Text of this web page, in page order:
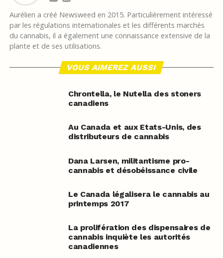
Aurélien a créé Newsweed en 2015. Particulièrement intéressé
par les régulations internationales et les différents marchés
du cannabis, il a également une connaissance extensive de la
plante et de ses utilisations.
VOUS AIMEREZ AUSSI
Chrontella, le Nutella des stoners
canadiens
Au Canada et aux Etats-Unis, des
distributeurs de cannabis
Dana Larsen, militantisme pro-
cannabis et désobéissance civile
Le Canada légalisera le cannabis au
printemps 2017
La prolifération des dispensaires de
cannabis inquiète les autorités
canadiennes